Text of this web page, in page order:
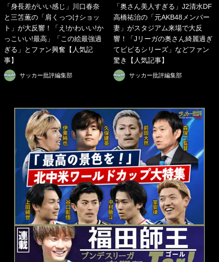
「身長差がいい感じ」川口春奈
と三笘薫の「肩くっつけショッ
ト」が大反響！「え!かわいい!か
っこいい!最高」「この絵最強過
ぎる」とファン興奮【人気記
事】
サッカー批評編集部
「奥さん美人すぎる」J2清水DF
高橋祐治の「元AKB48メンバー
妻」がスタジアム来場で大反
響！「Jリーガの奥さん綺麗過ぎ
てビビるシリーズ」などファン
驚き【人気記事】
サッカー批評編集部